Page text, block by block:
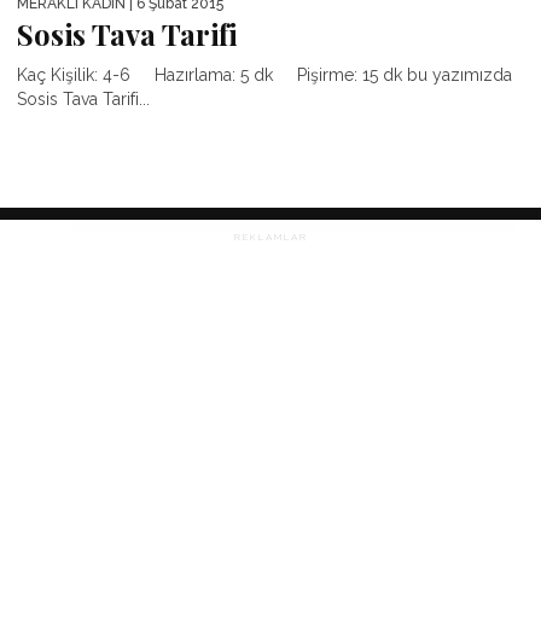
MERAKLI KADIN | 6 Şubat 2015
Sosis Tava Tarifi
Kaç Kişilik: 4-6 Hazırlama: 5 dk Pişirme: 15 dk bu yazımızda
Sosis Tava Tarifi...
REKLAMLAR